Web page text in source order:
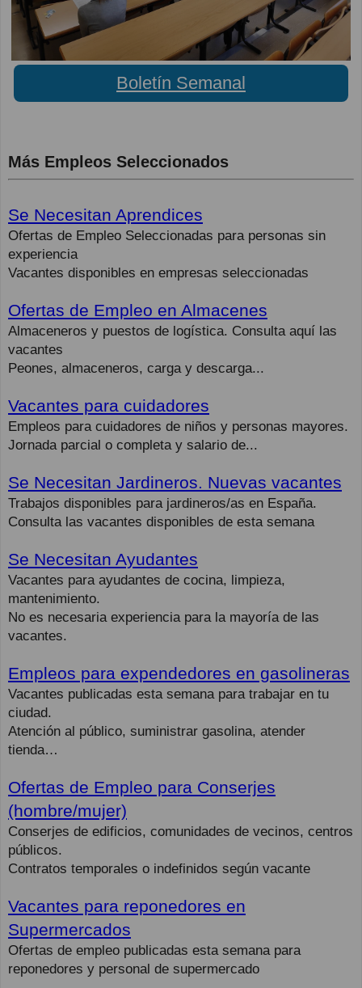
Boletín Semanal
Más Empleos Seleccionados
Se Necesitan Aprendices
Ofertas de Empleo Seleccionadas para personas sin
experiencia
Vacantes disponibles en empresas seleccionadas
Ofertas de Empleo en Almacenes
Almaceneros y puestos de logística. Consulta aquí las
vacantes
Peones, almaceneros, carga y descarga...
Vacantes para cuidadores
Empleos para cuidadores de niños y personas mayores.
Jornada parcial o completa y salario de...
Se Necesitan Jardineros. Nuevas vacantes
Trabajos disponibles para jardineros/as en España.
Consulta las vacantes disponibles de esta semana
Se Necesitan Ayudantes
Vacantes para ayudantes de cocina, limpieza,
mantenimiento.
No es necesaria experiencia para la mayoría de las
vacantes.
Empleos para expendedores en gasolineras
Vacantes publicadas esta semana para trabajar en tu
ciudad.
Atención al público, suministrar gasolina, atender
tienda…
Ofertas de Empleo para Conserjes
(hombre/mujer)
Conserjes de edificios, comunidades de vecinos, centros
públicos.
Contratos temporales o indefinidos según vacante
Vacantes para reponedores en
Supermercados
Ofertas de empleo publicadas esta semana para
reponedores y personal de supermercado